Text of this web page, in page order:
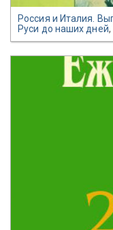
Россия и Италия.
Руси до наших дней,